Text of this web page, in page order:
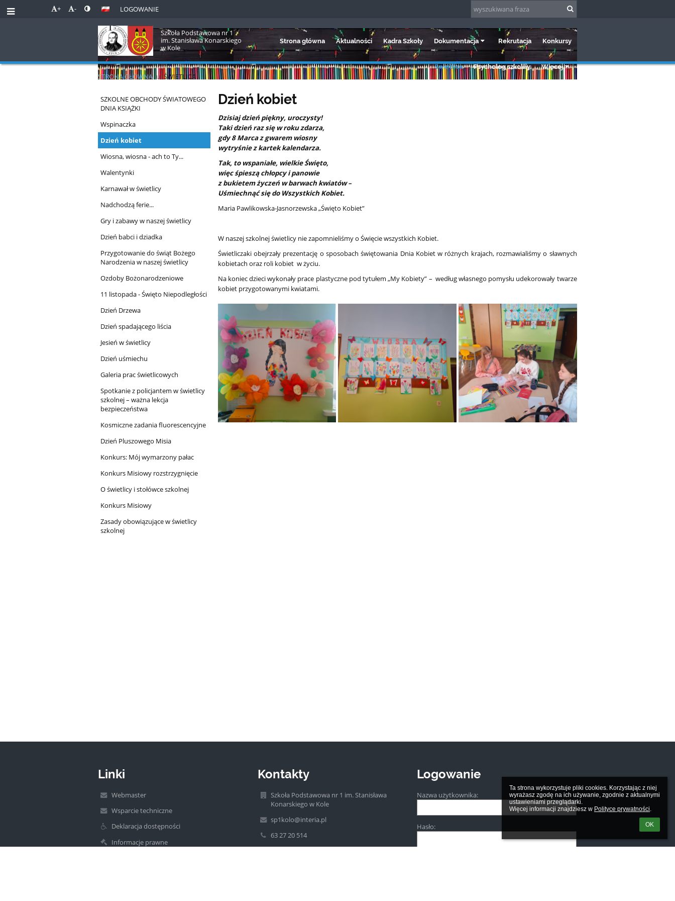
Ta strona wykorzystuje pliki cookies. Korzystając z niej
wyrażasz zgodę na ich używanie, zgodnie z aktualnymi
ustawieniami przeglądarki.
Więcej informacji znajdziesz w Polityce prywatności.
OK
+ - LOGOWANIE
Szkoła Podstawowa nr 1
im. Stanisława Konarskiego
w Kole
Strona główna Aktualności Kadra Szkoły Dokumentacja Rekrutacja Konkursy
Świetlica Psycholog szkolny Więcej
STRONA GŁÓWNA u ŚWIETLICA
Świetlica
SZKOLNE OBCHODY ŚWIATOWEGO
DNIA KSIĄŻKI
Wspinaczka
Dzień kobiet
Wiosna, wiosna - ach to Ty...
Walentynki
Karnawał w świetlicy
Nadchodzą ferie...
Gry i zabawy w naszej świetlicy
Dzień babci i dziadka
Przygotowanie do świąt Bożego
Narodzenia w naszej świetlicy
Ozdoby Bożonarodzeniowe
11 listopada - Święto Niepodległości
Dzień Drzewa
Dzień spadającego liścia
Jesień w świetlicy
Dzień uśmiechu
Galeria prac świetlicowych
Spotkanie z policjantem w świetlicy
szkolnej – ważna lekcja
bezpieczeństwa
Kosmiczne zadania fluorescencyjne
Dzień Pluszowego Misia
Konkurs: Mój wymarzony pałac
Konkurs Misiowy rozstrzygnięcie
O świetlicy i stołówce szkolnej
Konkurs Misiowy
Zasady obowiązujące w świetlicy
szkolnej
Dzień kobiet
Dzisiaj dzień piękny, uroczysty!
Taki dzień raz się w roku zdarza,
gdy 8 Marca z gwarem wiosny
wytryśnie z kartek kalendarza.
Tak, to wspaniałe, wielkie Święto,
więc śpieszą chłopcy i panowie
z bukietem życzeń w barwach kwiatów –
Uśmiechnąć się do Wszystkich Kobiet.
Maria Pawlikowska-Jasnorzewska „Święto Kobiet”
W naszej szkolnej świetlicy nie zapomnieliśmy o Święcie wszystkich Kobiet.
Świetliczaki obejrzały prezentację o sposobach świętowania Dnia Kobiet w różnych krajach, rozmawialiśmy o sławnych
kobietach oraz roli kobiet w życiu.
Na koniec dzieci wykonały prace plastyczne pod tytułem „My Kobiety” – według własnego pomysłu udekorowały twarze
kobiet przygotowanymi kwiatami.
Linki
Webmaster
Wsparcie techniczne
Deklaracja dostępności
Informacje prawne
Kontakty
Szkoła Podstawowa nr 1 im. Stanisława
Konarskiego w Kole
sp1kolo@interia.pl
63 27 20 514
Logowanie
Nazwa użytkownika:
Hasło: